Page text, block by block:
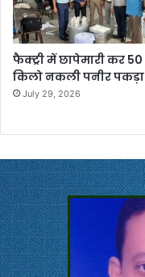
फैक्ट्री में छापेमारी कर 50
किलो नकली पनीर पकड़ा
July 29, 2026